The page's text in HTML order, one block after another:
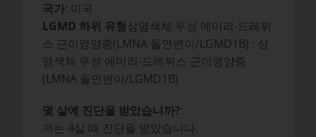
국가: 미국
LGMD 하위 유형상염색체 우성 에머리-드레퓌
스 근이영양증(LMNA 돌연변이/LGMD1B) : 상
염색체 우성 에머리-드레퓌스 근이영양증
(LMNA 돌연변이/LGMD1B)
몇 살에 진단을 받았습니까?:
저는 4살 때 진단을 받았습니다.